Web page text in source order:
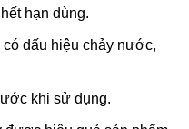
hạn dùng.
dấu hiệu chảy nước,
khi sử dụng.